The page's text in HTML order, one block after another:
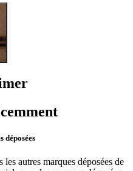
déposées
autres marques déposées de